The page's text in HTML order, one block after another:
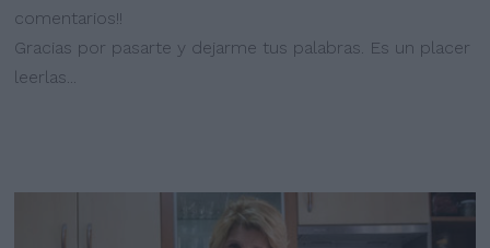
comentarios!!
Gracias por pasarte y dejarme tus palabras. Es un placer
leerlas...